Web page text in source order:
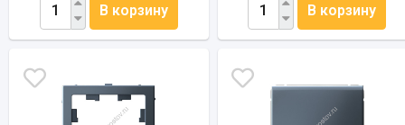
В корзину В корзину